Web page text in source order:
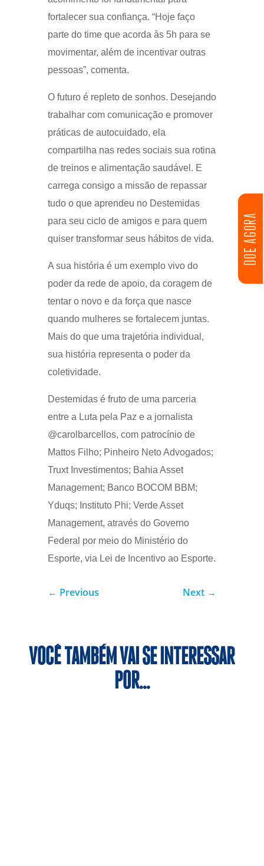
DOE AGORA
fortalecer sua confiança. “Hoje faço
parte do time que acorda às 5h para se
movimentar, além de incentivar outras
pessoas”, comenta.
O futuro é repleto de sonhos. Desejando
trabalhar com comunicação e promover
práticas de autocuidado, ela
compartilha nas redes sociais sua rotina
de treinos e alimentação saudável. E
carrega consigo a missão de repassar
tudo o que aprendeu no Destemidas
para seu ciclo de amigos e para quem
quiser transformar seus hábitos de vida.
A sua história é um exemplo vivo do
poder da rede de apoio, da coragem de
tentar o novo e da força que nasce
quando mulheres se fortalecem juntas.
Mais do que uma trajetória individual,
sua história representa o poder da
coletividade.
Destemidas é fruto de uma parceria
entre a Luta pela Paz e a jornalista
@carolbarcellos, com patrocínio de
Mattos Filho; Pinheiro Neto Advogados;
Truxt Investimentos; Bahia Asset
Management; Banco BOCOM BBM;
Yduqs; Instituto Phi; Verde Asset
Management, através do Governo
Federal por meio do Ministério do
Esporte, via Lei de Incentivo ao Esporte.
← Previous Next →
VOCÊ TAMBÉM VAI SE INTERESSAR
POR…